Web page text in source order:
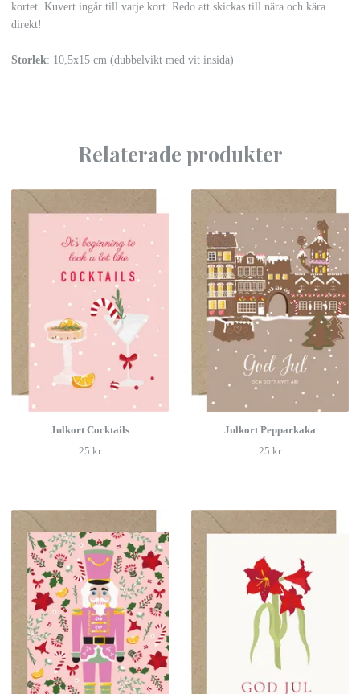
kortet. Kuvert ingår till varje kort. Redo att skickas till nära och kära
direkt!
Storlek: 10,5x15 cm (dubbelvikt med vit insida)
Relaterade produkter
Julkort Cocktails
25 kr
Julkort Pepparkaka
25 kr